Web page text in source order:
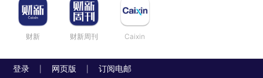
财新 财新周刊 Caixin
登录 网页版 订阅电邮